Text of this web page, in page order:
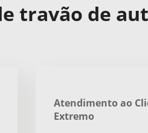
travão de
Atendimento ao
Extremo